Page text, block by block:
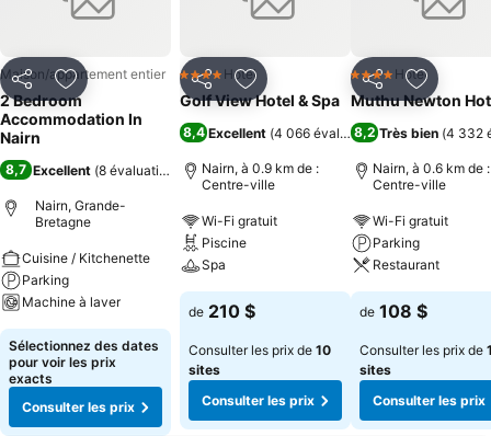
PartagerAjouter à mes favoris
Maison/appartement entier
2 Bedroom
Accommodation In
Nairn
8,7 Excellent (8 évaluations )
Nairn, Grande-
Bretagne
Cuisine / Kitchenette
Parking
Machine à laver
Sélectionnez des dates
pour voir les prix
exacts
Consulter les prix
PartagerAjouter à mes favoris
4 ÉtoilesHotel
Golf View Hotel & Spa
8,4 Excellent (4 066 évaluations)
Nairn, à 0.9 km de :
Centre-ville
Wi-Fi gratuit
Piscine
Spa
de 210 $
Consulter les prix de 10
sites
Consulter les prix
PartagerAjouter
4 ÉtoilesHotel
Muthu Newton
8,2 Très bien (4 332
Nairn, à 0.6 km de :
Centre-ville
Wi-Fi gratuit
Parking
Restaurant
de 108 $
Consulter les prix de
sites
Consulter les prix